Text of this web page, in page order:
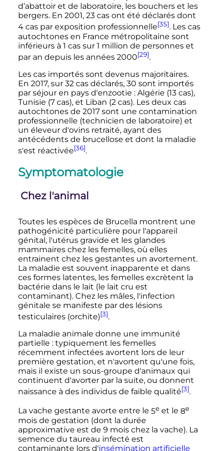
d’abattoir et de laboratoire, les bouchers et les
bergers. En 2001, 23 cas ont été déclarés dont
4 cas par exposition professionnelle[35]. Les cas
autochtones en France métropolitaine sont
inférieurs à 1 cas sur 1 million de personnes et
par an depuis les années 2000[29].
Les cas importés sont devenus majoritaires.
En 2017, sur 32 cas déclarés, 30 sont importés
par séjour en pays d'enzootie : Algérie (13 cas),
Tunisie (7 cas), et Liban (2 cas). Les deux cas
autochtones de 2017 sont une contamination
professionnelle (technicien de laboratoire) et
un éleveur d'ovins retraité, ayant des
antécédents de brucellose et dont la maladie
s'est réactivée[36].
Symptomatologie
Chez l'animal
Toutes les espèces de Brucella montrent une
pathogénicité particulière pour l'appareil
génital, l'utérus gravide et les glandes
mammaires chez les femelles, où elles
entrainent chez les gestantes un avortement.
La maladie est souvent inapparente et dans
ces formes latentes, les femelles excrètent la
bactérie dans le lait (le lait cru est
contaminant). Chez les mâles, l'infection
génitale se manifeste par des lésions
testiculaires (orchite)[3].
La maladie animale donne une immunité
partielle : typiquement les femelles
récemment infectées avortent lors de leur
première gestation, et n'avortent qu'une fois,
mais il existe un sous-groupe d'animaux qui
continuent d'avorter par la suite, ou donnent
naissance à des individus de faible qualité[3].
La vache gestante avorte entre le 5eet le 8e
mois de gestation (dont la durée
approximative est de 9 mois chez la vache). La
semence du taureau infecté est
contaminante lors d'insémination artificielle